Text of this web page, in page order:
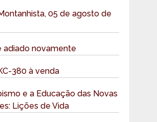
05 de agosto de
adiado novamente
380 à venda
e a Educação das Novas
Lições de Vida